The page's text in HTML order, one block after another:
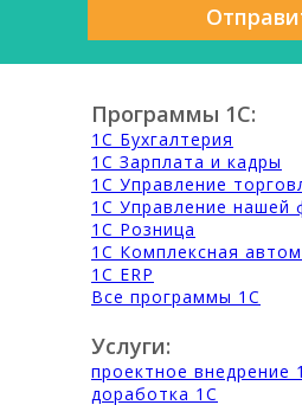
Программы 1С:
1С Бухгалтерия
1С Зарплата и кадры
1С Управление
1С Управление нашей
1С Розница
1С Комплексная
1С ERP
Все программы 1С
Услуги:
проектное внедрение
доработка 1С